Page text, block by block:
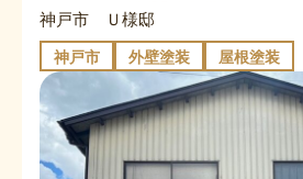
神戸市 Ｕ様邸
神戸市 外壁塗装 屋根塗装